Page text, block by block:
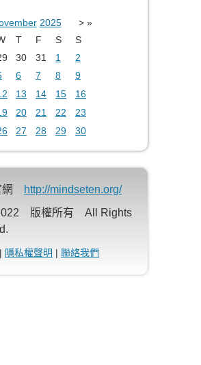
2025 > »
T F S
S
30 31 1
2
6 7 8
9
13 14 15
16
20 21 22
23
27 28 29 30
網
http://mindseten.org/
版權所有 All Rights
| 隱私權聲明 | 聯絡我們